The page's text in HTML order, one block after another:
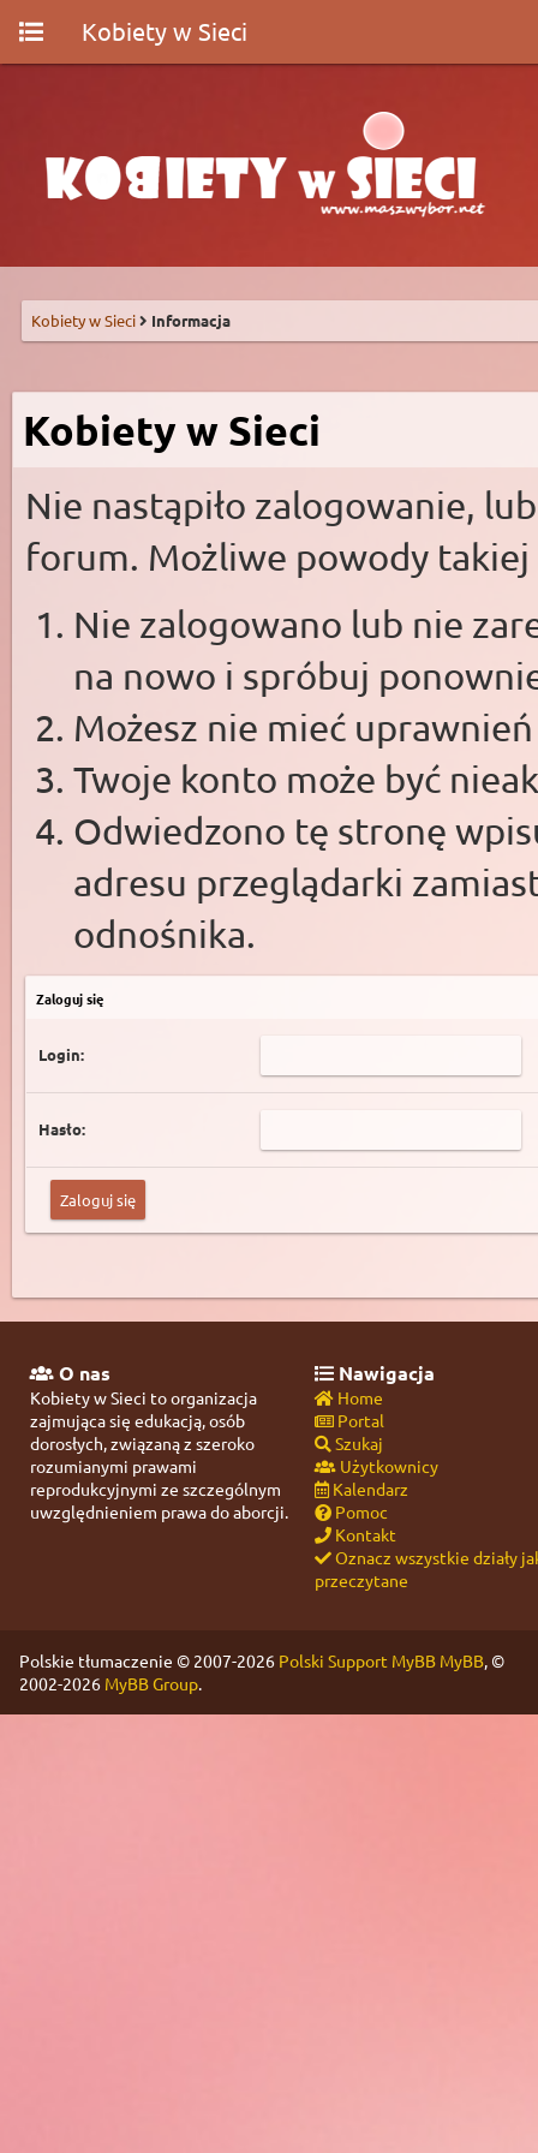
Kobiety w Sieci
Kobiety w Sieci Informacja
Kobiety w Sieci
Nie nastąpiło zalogowanie,
forum. Możliwe powody takiej
Nie zalogowano lub nie
na nowo i spróbuj
Możesz nie mieć
Twoje konto może być
Odwiedzono tę stronę
adresu przeglądarki
odnośnika.
Zaloguj się
Login:
Hasło:
O nas
Kobiety w Sieci to organizacja
zajmująca się edukacją, osób
dorosłych, związaną z szeroko
rozumianymi prawami
reprodukcyjnymi ze szczególnym
uwzględnieniem prawa do aborcji.
Nawigacja
Home
Portal
Szukaj
Użytkownicy
Kalendarz
Pomoc
Kontakt
Oznacz wszystkie działy
przeczytane
Polskie tłumaczenie © 2007-2026 Polski Support MyBB MyBB, ©
2002-2026 MyBB Group.